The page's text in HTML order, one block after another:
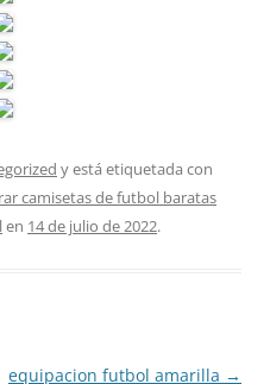
y está etiquetada con
camisetas de futbol baratas
en 14 de julio de 2022.
equipacion futbol amarilla →